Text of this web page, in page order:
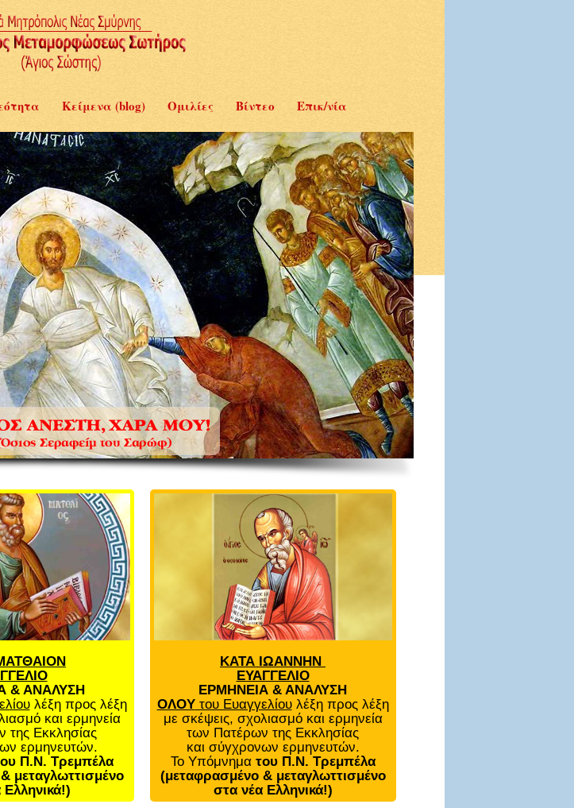
Κείμενα (blog) Ομιλίες Βίντεο Επικ/νία
& ΑΝΑΛΥΣΗ
λέξη προς λέξη
και ερμηνεία
της Εκκλησίας
ερμηνευτών.
Π.Ν. Τρεμπέλα
μεταγλωττισμένο
ΚΑΤΑ ΙΩΑΝΝΗΝ
ΕΥΑΓΓΕΛΙΟ
ΕΡΜΗΝΕΙΑ & ΑΝΑΛΥΣΗ
ΟΛΟΥτου Ευαγγελίουλέξη προς λέξη
με σκέψεις, σχολιασμό και ερμηνεία
των Πατέρων της Εκκλησίας
και σύγχρονων ερμηνευτών.
Το Υπόμνημα του Π.Ν. Τρεμπέλα
(μεταφρασμένο & μεταγλωττισμένο
στα νέα Ελληνικά!)